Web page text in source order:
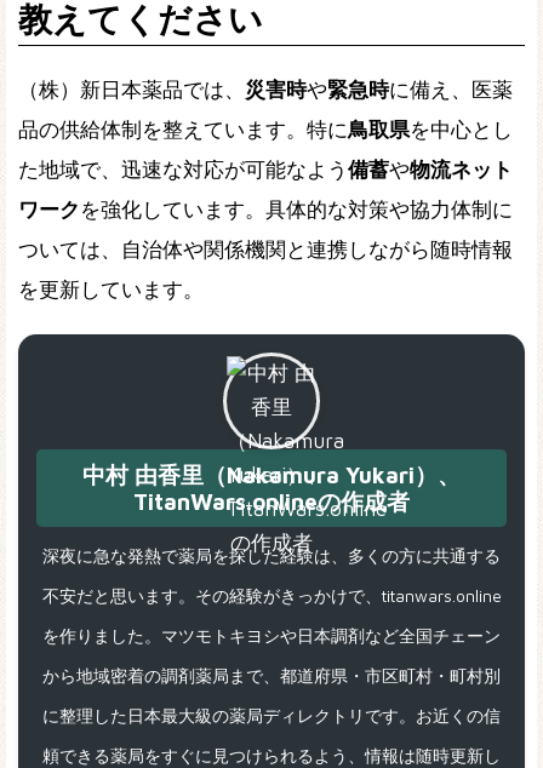
教えてください
（株）新日本薬品では、 災害時や緊急時に備え、医薬
品の供給体制を整えています。特に鳥取県を中心とし
た地域で、迅速な対応が可能なよう 備蓄や物流ネット
ワーク を強化しています。具体的な対策や協力体制に
ついては、自治体や関係機関と連携しながら随時情報
を更新しています。
中村 由香里（Nakamura Yukari）、
TitanWars.onlineの作成者
深夜に急な発熱で薬局を探した経験は、多くの方に共通する
不安だと思います。その経験がきっかけで、titanwars.online
を作りました。マツモトキヨシや日本調剤など全国チェーン
から地域密着の調剤薬局まで、都道府県・市区町村・町村別
に整理した日本最大級の薬局ディレクトリです。お近くの信
頼できる薬局をすぐに見つけられるよう、情報は随時更新し